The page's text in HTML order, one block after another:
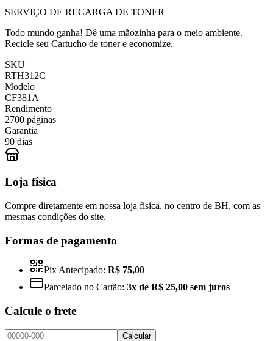
SERVIÇO DE RECARGA DE TONER
Todo mundo ganha! Dê uma mãozinha para o meio ambiente.
Recicle seu Cartucho de toner e economize.
SKU
RTH312C
Modelo
CF381A
Rendimento
2700 páginas
Garantia
90 dias
Loja física
Compre diretamente em nossa loja física, no centro de BH, com as
mesmas condições do site.
Formas de pagamento
Pix Antecipado: R$ 75,00
Parcelado no Cartão: 3x de R$ 25,00 sem juros
Calcule o frete
Calcular